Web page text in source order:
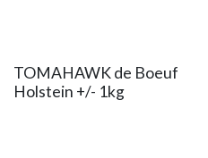
TOMAHAWK de Boeuf
Holstein +/- 1kg